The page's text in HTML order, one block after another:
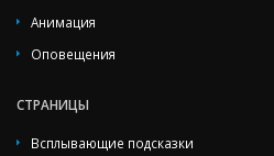
Анимация
Оповещения
СТРАНИЦЫ
Всплывающие подсказки